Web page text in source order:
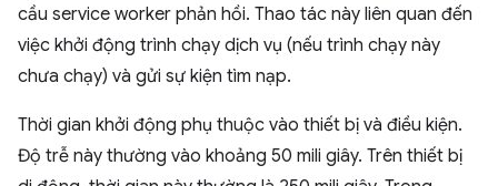
cầu service worker phản hồi. Thao tác này liên quan đến
việc khởi động trình chạy dịch vụ (nếu trình chạy này
chưa chạy) và gửi sự kiện tìm nạp.
Thời gian khởi động phụ thuộc vào thiết bị và điều kiện.
Độ trễ này thường vào khoảng 50 mili giây. Trên thiết bị